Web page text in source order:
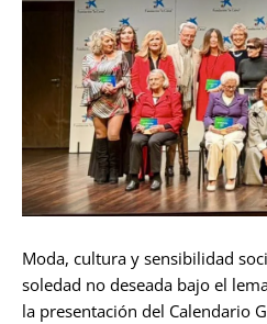
Moda, cultura y sensibilidad
soledad no deseada bajo el
la presentación del Calendario